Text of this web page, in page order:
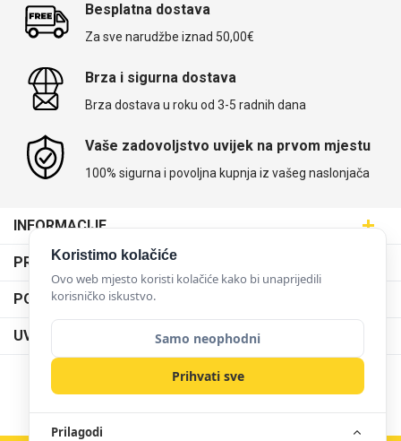
Besplatna dostava
Za sve narudžbe iznad 50,00€
Brza i sigurna dostava
Brza dostava u roku od 3-5 radnih dana
Vaše zadovoljstvo uvijek na prvom mjestu
100% sigurna i povoljna kupnja iz vašeg naslonjača
INFORMACIJE
Maskice.hr - Web trgovina
SVIJET MASKICA d.o.o.
Aleja javora 13, 10000 Zagreb
095 5555 345
prodaja@maskice.hr
PRODAJNA MJESTA
Poslovnica Trešnjevka
Poslovnica Dubrava
Poslovnica Ilica
PODRŠKA
Dostava
O nama
Karijera u maskice.hr
Postani partner
UVJETI KORIŠTENJA
Klub vjernosti
Obrazac za jednostrani raskid ugovora
NAČINI PLAĆANJA
Koristimo kolačiće
Ovo web mjesto koristi kolačiće kako bi unaprijedili
korisničko iskustvo.
Samo neophodni
Prihvati sve
Prilagodi